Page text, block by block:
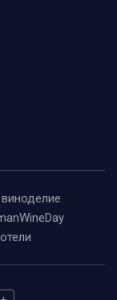
виноделие
отели